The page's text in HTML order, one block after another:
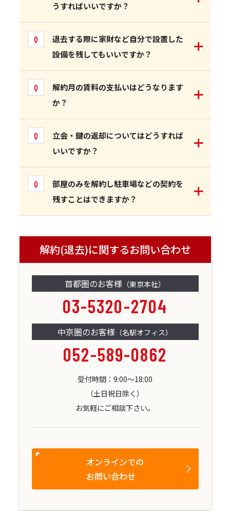
うすればいいですか？
退去する際に家財など自分で設置した
設備を残してもいいですか？
解約月の賃料の支払いはどうなります
か？
立会・鍵の返却についてはどうすれば
いいですか？
部屋のみを解約し駐車場などの契約を
残すことはできますか？
解約(退去)に関するお問い合わせ
首都圏のお客様 （東京本社）
03-5320-2704
中京圏のお客様 （名駅オフィス）
052-589-0862
受付時間：9:00～18:00
（土日祝日除く）
お気軽にご相談下さい。
オンラインでの
お問い合わせ